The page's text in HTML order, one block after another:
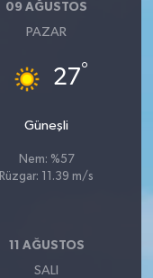
09 AĞUSTOS
PAZAR
27°
Güneşli
Nem: %57
Rüzgar: 11.39 m/s
11 AĞUSTOS
SALI